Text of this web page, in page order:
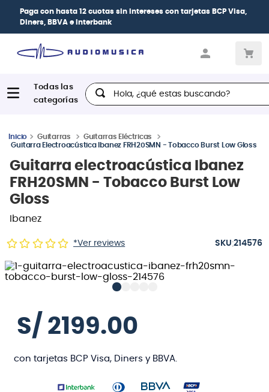
| Paga en cuotasdesde 0% de interéscon todas
las tarjetas de crédito
Hola, ¿qué estas buscando?
Guitarras
Guitarras Eléctricas
Guitarra Electroacústica Ibanez FRH20SMN - Tobacco Burst Low Gloss
Guitarra electroacústica Ibanez
FRH20SMN - Tobacco Burst Low
Gloss
Ibanez
*Ver reviews :214576
S/ 2199.00
con tarjetas BCP Visa, Diners y BBVA.